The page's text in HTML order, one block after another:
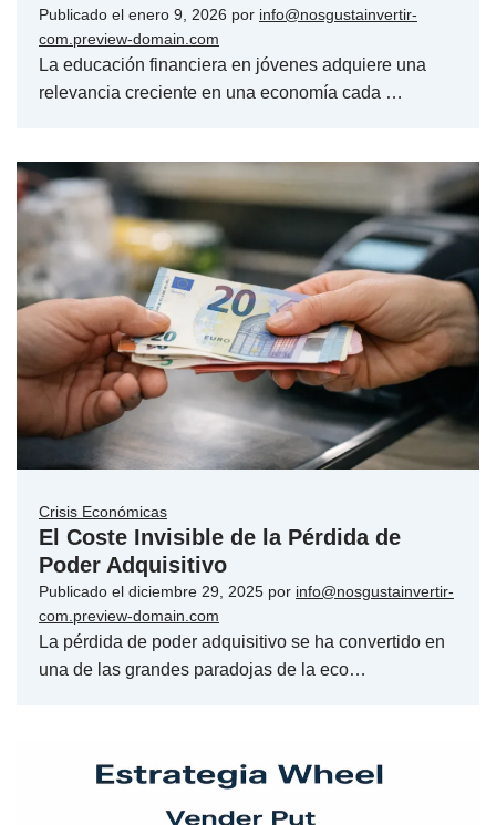
Publicado el enero 9, 2026 por info@nosgustainvertir-
com.preview-domain.com
La educación financiera en jóvenes adquiere una
relevancia creciente en una economía cada …
Crisis Económicas
El Coste Invisible de la Pérdida de
Poder Adquisitivo
Publicado el diciembre 29, 2025 por info@nosgustainvertir-
com.preview-domain.com
La pérdida de poder adquisitivo se ha convertido en
una de las grandes paradojas de la eco…